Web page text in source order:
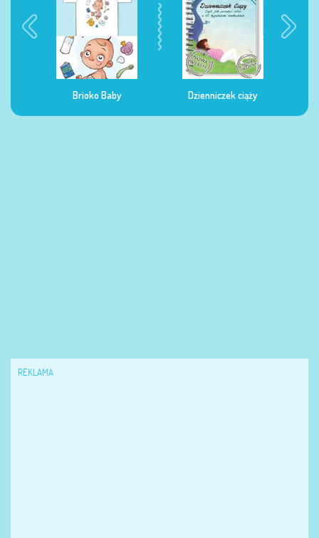
Dzienniczek ciąży Dzienniczek żywienia
REKLAMA